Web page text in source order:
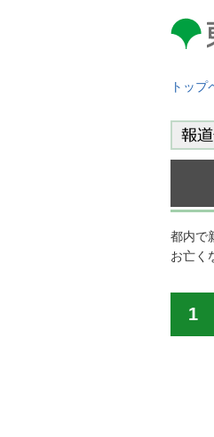
東京都
トップ
都内で
お亡く
1